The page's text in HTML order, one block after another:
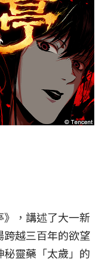
》，講述了大一新
跨越三百年的欲望
秘靈藥「太歲」的